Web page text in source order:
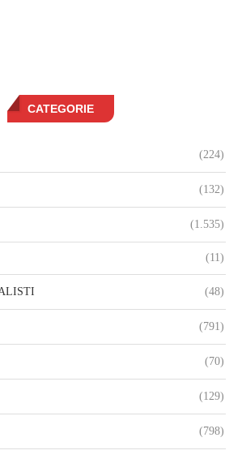
CATEGORIE
(224)
(132)
(1.535)
(11)
(48)
(791)
(70)
(129)
(798)